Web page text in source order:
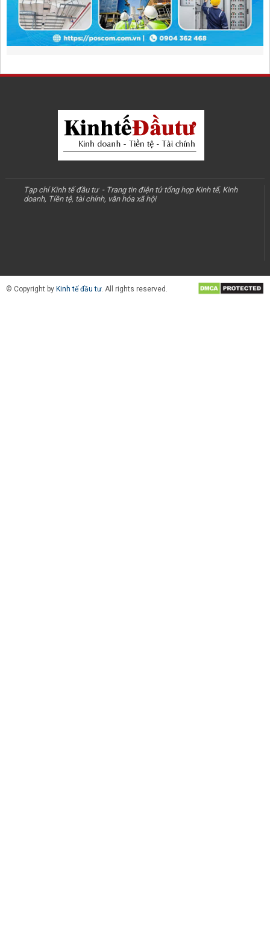
Tạp chí Kinh tế đầu tư - Trang tin điện tử tổng hợp Kinh tế, Kinh
doanh, Tiền tệ, tài chính, văn hóa xã hội
© Copyright by Kinh tế đầu tư. All rights reserved.